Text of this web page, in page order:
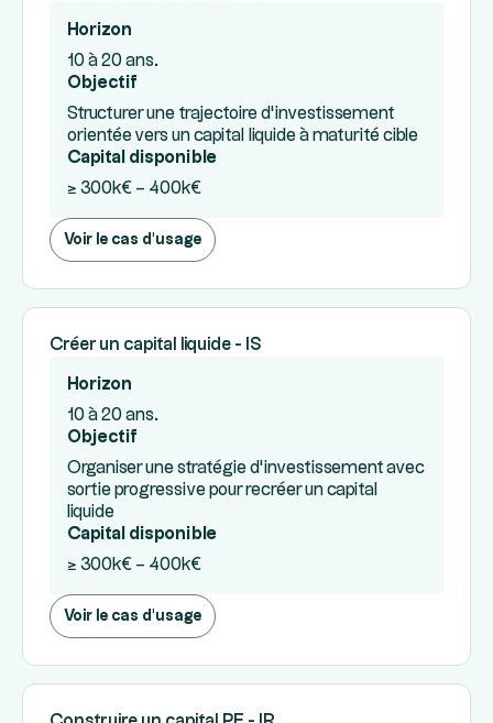
Horizon
10 à 20 ans.
Objectif
Structurer une trajectoire d’investissement
orientée vers un capital liquide à maturité cible
Capital disponible
≥ 300k€ – 400k€
Voir le cas d'usage
Créer un capital liquide - IS
Horizon
10 à 20 ans.
Objectif
Organiser une stratégie d’investissement avec
sortie progressive pour recréer un capital
liquide
Capital disponible
≥ 300k€ – 400k€
Voir le cas d'usage